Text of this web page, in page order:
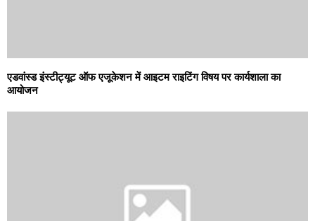
एडवांस्ड इंस्टीट्यूट ऑफ एजूकेशन में आइटम राइटिंग विषय पर कार्यशाला का
आयोजन